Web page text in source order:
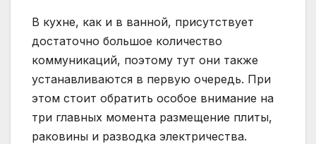
В кухне, как и в ванной, присутствует
достаточно большое количество
коммуникаций, поэтому тут они также
устанавливаются в первую очередь. При
этом стоит обратить особое внимание на
три главных момента размещение плиты,
раковины и разводка электричества.